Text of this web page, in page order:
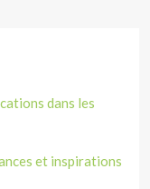
dans les
et inspirations